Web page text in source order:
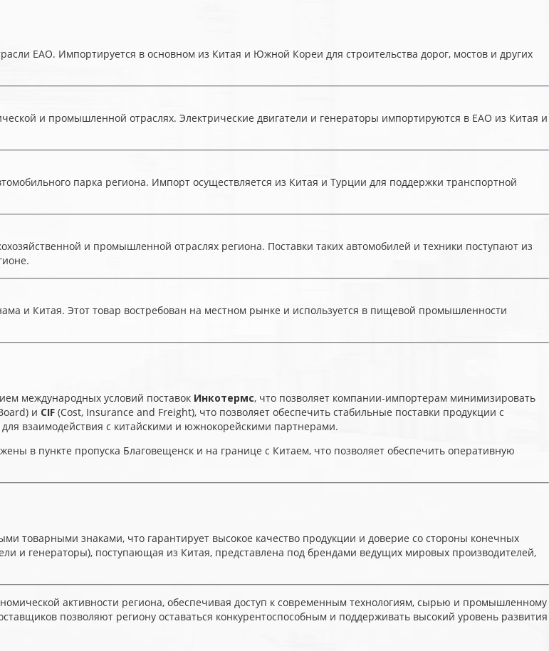
ЕАО. Импортируется в основном из Китая и Южной Кореи для строительства дорог, мостов и других
и промышленной отраслях. Электрические двигатели и генераторы импортируются в ЕАО из Китая и
парка региона. Импорт осуществляется из Китая и Турции для поддержки транспортной
и промышленной отраслях региона. Поставки таких автомобилей и техники поступают из
и Китая. Этот товар востребован на местном рынке и используется в пищевой промышленности
международных условий поставок Инкотермс, что позволяет компании-импортерам минимизировать
и CIF (Cost, Insurance and Freight), что позволяет обеспечить стабильные поставки продукции с
взаимодействия с китайскими и южнокорейскими партнерами.
в пункте пропуска Благовещенск и на границе с Китаем, что позволяет обеспечить оперативную
товарными знаками, что гарантирует высокое качество продукции и доверие со стороны конечных
и генераторы), поступающая из Китая, представлена под брендами ведущих мировых производителей,
активности региона, обеспечивая доступ к современным технологиям, сырью и промышленному
позволяют региону оставаться конкурентоспособным и поддерживать высокий уровень развития